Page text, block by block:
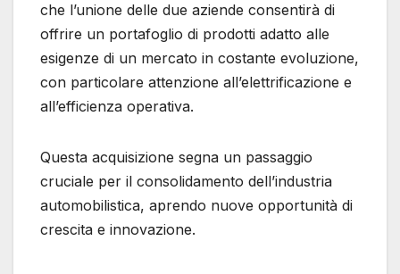
che l’unione delle due aziende consentirà di
offrire un portafoglio di prodotti adatto alle
esigenze di un mercato in costante evoluzione,
con particolare attenzione all’elettrificazione e
all’efficienza operativa.
Questa acquisizione segna un passaggio
cruciale per il consolidamento dell’industria
automobilistica, aprendo nuove opportunità di
crescita e innovazione.